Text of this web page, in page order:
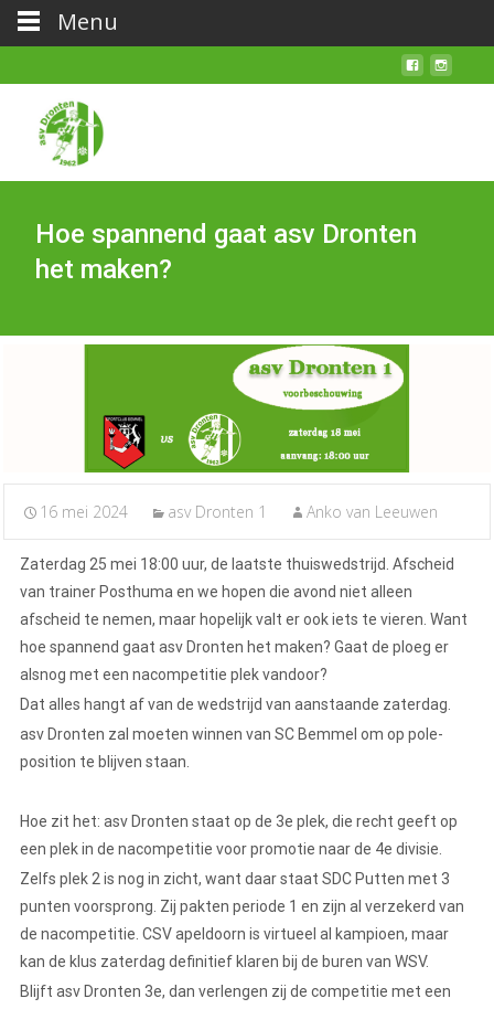
Hoe spannend gaat asv Dronten
het maken?
16 mei 2024 asv Dronten 1 Anko van Leeuwen
Zaterdag 25 mei 18:00 uur, de laatste thuiswedstrijd. Afscheid
van trainer Posthuma en we hopen die avond niet alleen
afscheid te nemen, maar hopelijk valt er ook iets te vieren. Want
hoe spannend gaat asv Dronten het maken? Gaat de ploeg er
alsnog met een nacompetitie plek vandoor?
Dat alles hangt af van de wedstrijd van aanstaande zaterdag.
asv Dronten zal moeten winnen van SC Bemmel om op pole-
position te blijven staan.
Hoe zit het: asv Dronten staat op de 3e plek, die recht geeft op
een plek in de nacompetitie voor promotie naar de 4e divisie.
Zelfs plek 2 is nog in zicht, want daar staat SDC Putten met 3
punten voorsprong. Zij pakten periode 1 en zijn al verzekerd van
de nacompetitie. CSV apeldoorn is virtueel al kampioen, maar
kan de klus zaterdag definitief klaren bij de buren van WSV.
Blijft asv Dronten 3e, dan verlengen zij de competitie met een
Menu